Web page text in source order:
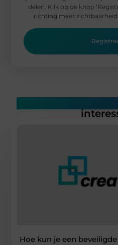
delen. Klik op de knop
richting meer zichtbaarheid
Hoe kun je een